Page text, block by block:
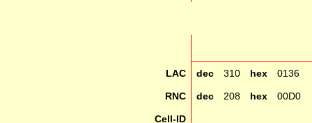
LAC dec 310 hex 0136
RNC dec 208 hex 00D0
Cell-ID